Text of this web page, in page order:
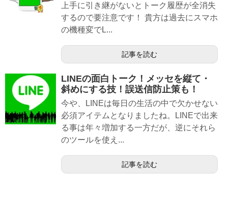
上手に引き継がないとトーク履歴が全消失
するので要注意です！ 貴方は過去にスマホ
の機種変でL...
記事を読む
LINEの面白トーク！メッセを縦て・
斜めにする技！誤送信防止策も！
今や、LINEは毎日の生活の中で欠かせない
必須アイテムとなりましたね。LINEで出来
る事は年々増加する一方だが、逆にそれら
のツールを使え...
記事を読む